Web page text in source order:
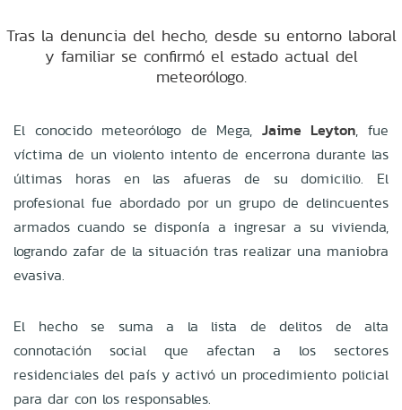
Tras la denuncia del hecho, desde su entorno laboral
y familiar se confirmó el estado actual del
meteorólogo.
El conocido meteorólogo de Mega, Jaime Leyton, fue
víctima de un violento intento de encerrona durante las
últimas horas en las afueras de su domicilio. El
profesional fue abordado por un grupo de delincuentes
armados cuando se disponía a ingresar a su vivienda,
logrando zafar de la situación tras realizar una maniobra
evasiva.
El hecho se suma a la lista de delitos de alta
connotación social que afectan a los sectores
residenciales del país y activó un procedimiento policial
para dar con los responsables.